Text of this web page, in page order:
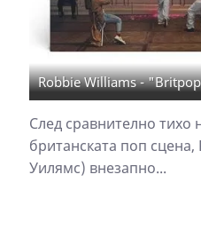
Robbie Williams -
След сравнително тихо
британската поп
Уилямс) внезапно...